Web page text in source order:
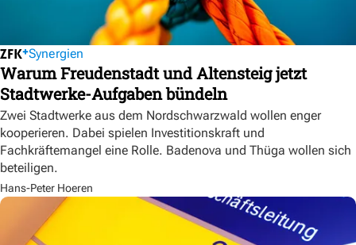
Synergien
Warum Freudenstadt und Altensteig jetzt
Stadtwerke-Aufgaben bündeln
Zwei Stadtwerke aus dem Nordschwarzwald wollen enger
kooperieren. Dabei spielen Investitionskraft und
Fachkräftemangel eine Rolle. Badenova und Thüga wollen sich
beteiligen.
Hans-Peter Hoeren